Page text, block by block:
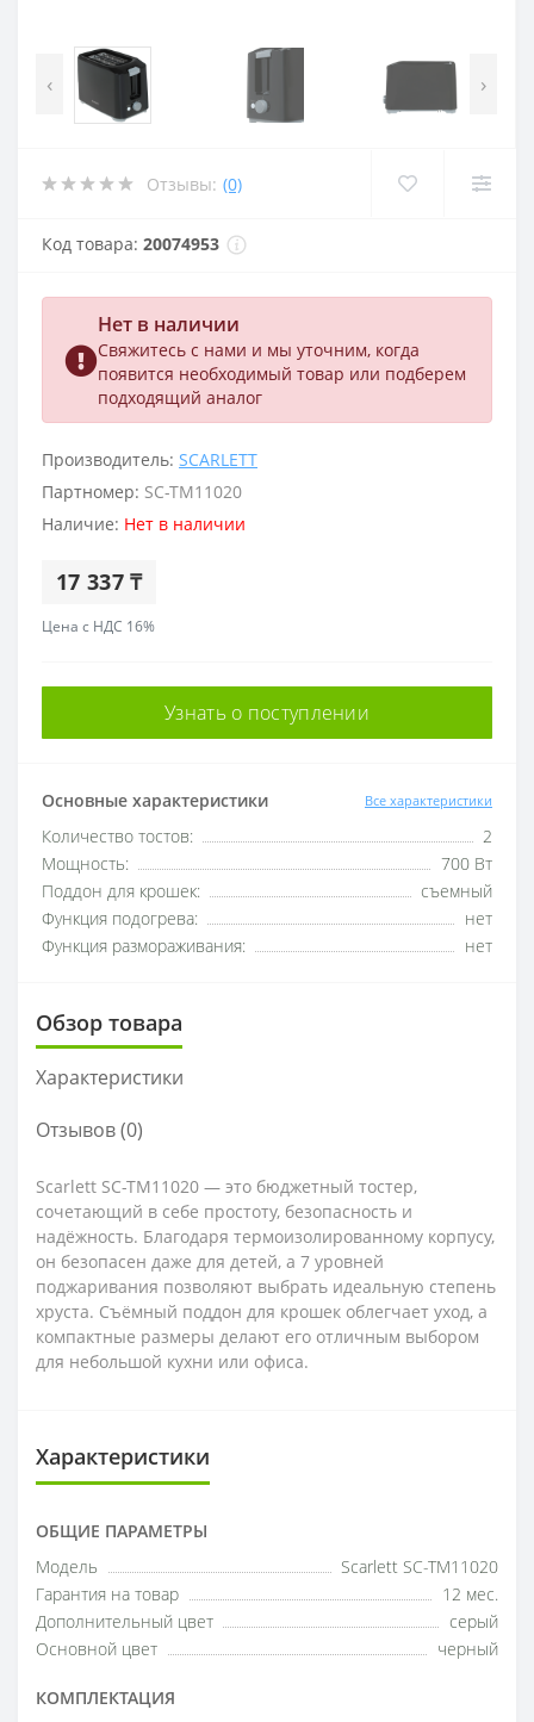
‹ ›
Отзывы: (0)
Код товара: 20074953
Нет в наличии
Свяжитесь с нами и мы уточним, когда
появится необходимый товар или подберем
подходящий аналог
Производитель: SCARLETT
Партномер: SC-TM11020
Наличие: Нет в наличии
17 337 ₸
Цена с НДС 16%
Узнать о поступлении
Основные характеристики Все характеристики
Количество тостов:
2
Мощность:
700 Вт
Поддон для крошек:
съемный
Функция подогрева:
нет
Функция размораживания:
нет
Обзор товара
Характеристики
Отзывов (0)
Scarlett SC-TM11020 — это бюджетный тостер,
сочетающий в себе простоту, безопасность и
надёжность. Благодаря термоизолированному корпусу,
он безопасен даже для детей, а 7 уровней
поджаривания позволяют выбрать идеальную степень
хруста. Съёмный поддон для крошек облегчает уход, а
компактные размеры делают его отличным выбором
для небольшой кухни или офиса.
Характеристики
ОБЩИЕ ПАРАМЕТРЫ
Модель
Scarlett SC-TM11020
Гарантия на товар
12 мес.
Дополнительный цвет
серый
Основной цвет
черный
КОМПЛЕКТАЦИЯ